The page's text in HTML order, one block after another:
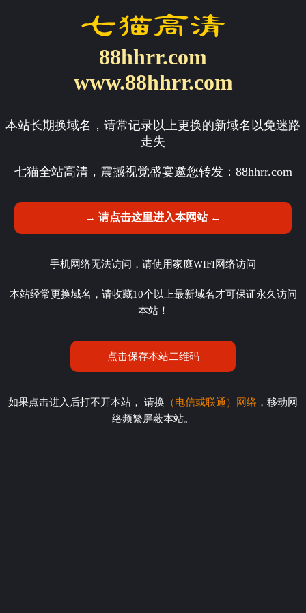
88hhrr.com
www.88hhrr.com
本站长期换域名，请常记录以上更换的新域名以免迷路
走失
七猫全站高清，震撼视觉盛宴邀您转发： 88hhrr.com
→ 请点击这里进入本网站 ←
手机网络无法访问，请使用家庭WIFI网络访问
本站经常更换域名，请收藏10个以上最新域名才可保证永久访问
本站！
点击保存本站二维码
如果点击进入后打不开本站， 请换 （电信或联通）网络 ，移动网
络频繁屏蔽本站。